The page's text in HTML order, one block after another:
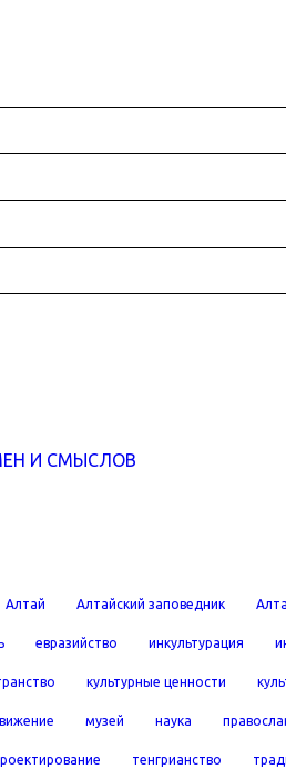
И СМЫСЛОВ
Алтай Алтайский заповедник
евразийство инкультурация
культурные ценности
музей наука
тенгрианство